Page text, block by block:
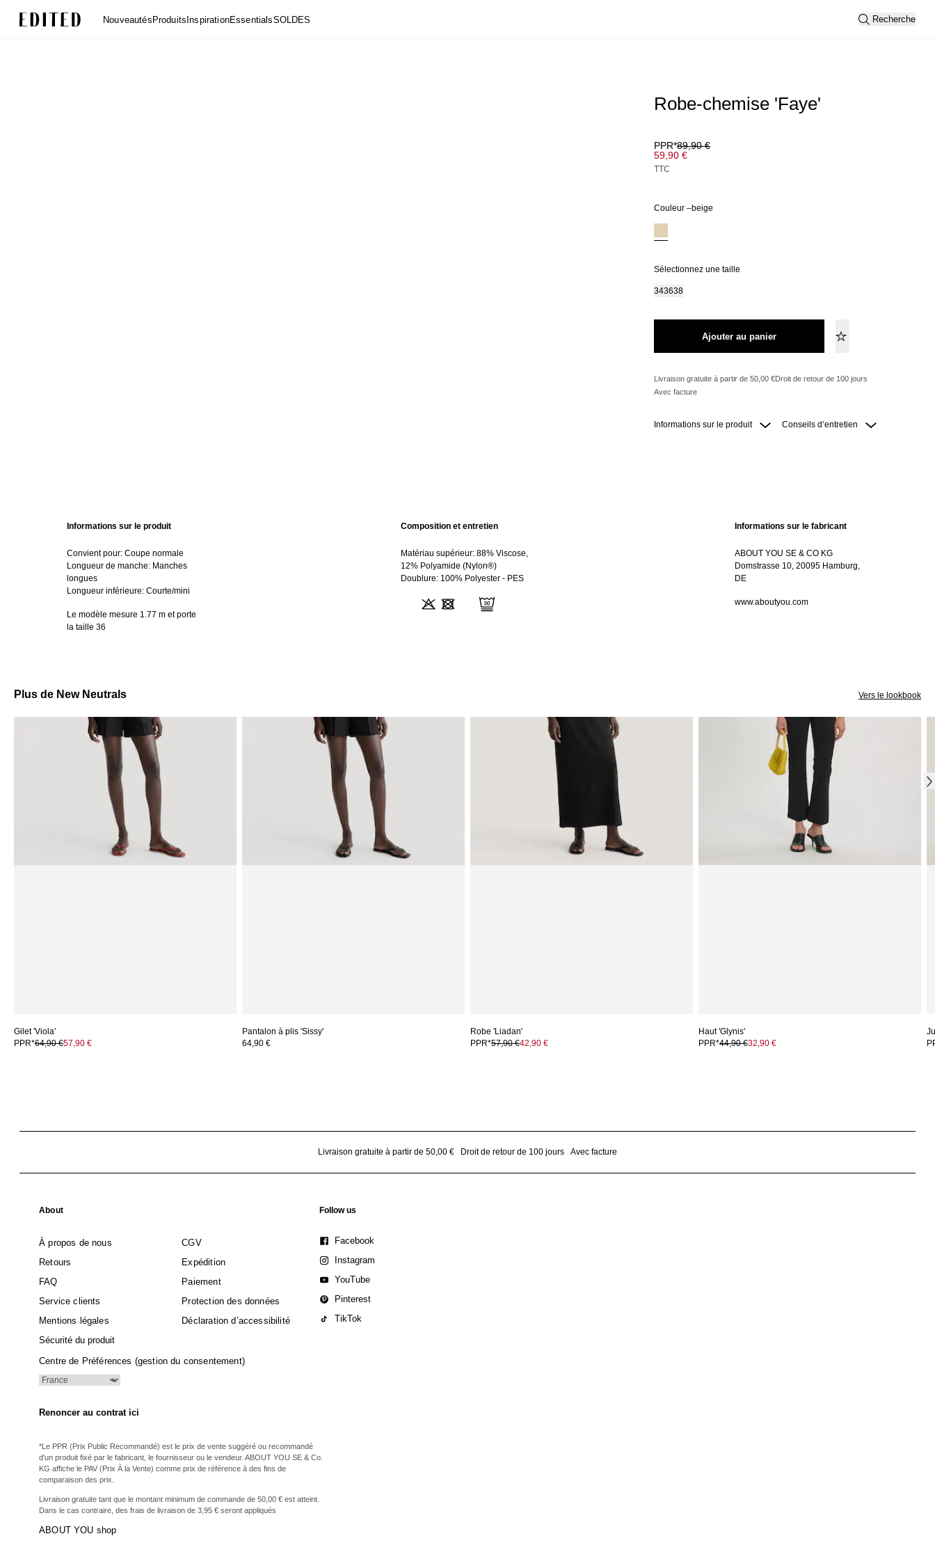
NouveautésProduitsInspirationEssentialsSOLDES Recherche
Robe-chemise 'Faye'
PPR*89,90 €
59,90 €
TTC
Couleur –beige
Sélectionnez une taille
343638
Ajouter au panier
Livraison gratuite à partir de 50,00 €Droit de retour de 100 jours
Avec facture
Informations sur le produit Conseils d’entretien
Informations sur le produit
Convient pour: Coupe normale
Longueur de manche: Manches
longues
Longueur inférieure: Courte/mini
Le modèle mesure 1.77 m et porte
la taille 36
Composition et entretien
Matériau supérieur: 88% Viscose,
12% Polyamide (Nylon®)
Doublure: 100% Polyester - PES
Informations sur le fabricant
ABOUT YOU SE & CO KG
Domstrasse 10, 20095 Hamburg,
DE
www.aboutyou.com
Plus de New Neutrals Vers le lookbook
Gilet 'Viola'
PPR*64,90 €57,90 €
Pantalon à plis 'Sissy'
64,90 €
Robe 'Liadan'
PPR*57,90 €42,90 €
Haut 'Glynis'
PPR*44,90 €32,90 €
Livraison gratuite à partir de 50,00 € Droit de retour de 100 jours Avec facture
About
À propos de nous
CGV
Retours
Expédition
FAQ
Paiement
Service clients
Protection des données
Mentions légales
Déclaration d’accessibilité
Sécurité du produit
Centre de Préférences (gestion du consentement)
Renoncer au contrat ici
*Le PPR (Prix Public Recommandé) est le prix de vente suggéré ou recommandé
d'un produit fixé par le fabricant, le fournisseur ou le vendeur. ABOUT YOU SE & Co.
KG affiche le PAV (Prix À la Vente) comme prix de référence à des fins de
comparaison des prix.
Livraison gratuite tant que le montant minimum de commande de 50,00 € est atteint.
Dans le cas contraire, des frais de livraison de 3,95 € seront appliqués
ABOUT YOU shop
Follow us
Facebook
Instagram
YouTube
Pinterest
TikTok